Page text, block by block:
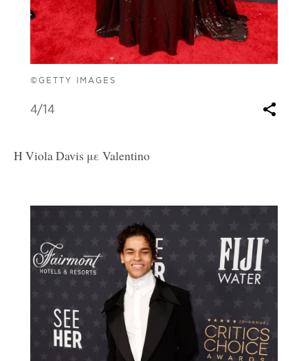
©GETTY IMAGES
4/14
Η Viola Davis με Valentino